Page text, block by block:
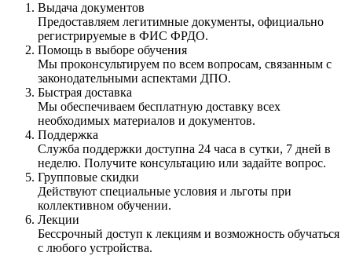
Выдача документов
Предоставляем легитимные документы, официально
регистрируемые в ФИС ФРДО.
Помощь в выборе обучения
Мы проконсультируем по всем вопросам, связанным с
законодательными аспектами ДПО.
Быстрая доставка
Мы обеспечиваем бесплатную доставку всех
необходимых материалов и документов.
Поддержка
Служба поддержки доступна 24 часа в сутки, 7 дней в
неделю. Получите консультацию или задайте вопрос.
Групповые скидки
Действуют специальные условия и льготы при
коллективном обучении.
Лекции
Бессрочный доступ к лекциям и возможность обучаться
с любого устройства.